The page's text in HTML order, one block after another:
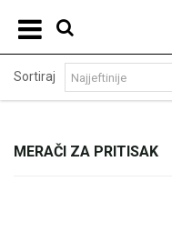
MERAČI ZA PRITISAK
Sortiraj